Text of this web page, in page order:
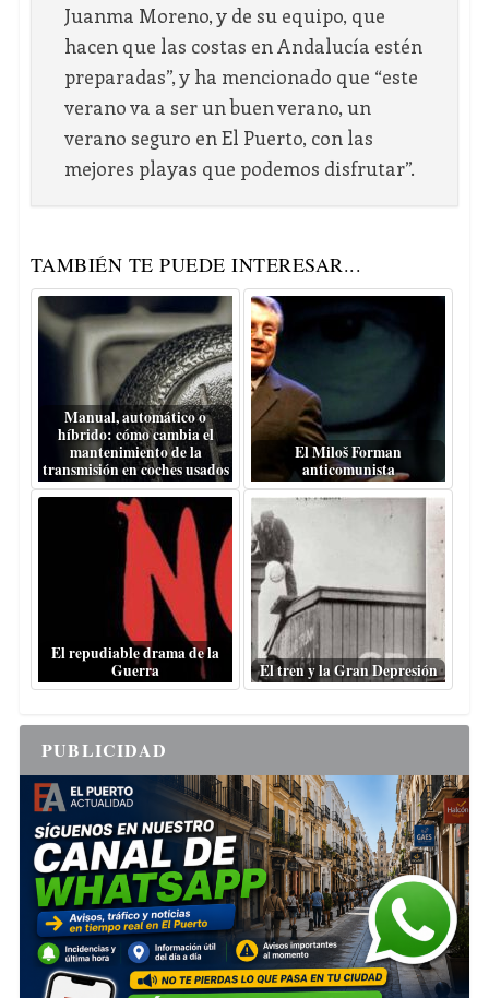
Juanma Moreno, y de su equipo, que
hacen que las costas en Andalucía estén
preparadas”, y ha mencionado que “este
verano va a ser un buen verano, un
verano seguro en El Puerto, con las
mejores playas que podemos disfrutar”.
TAMBIÉN TE PUEDE INTERESAR...
Manual, automático o
híbrido: cómo cambia el
mantenimiento de la
transmisión en coches usados
El Miloš Forman
anticomunista
El repudiable drama de la
Guerra
El tren y la Gran Depresión
PUBLICIDAD